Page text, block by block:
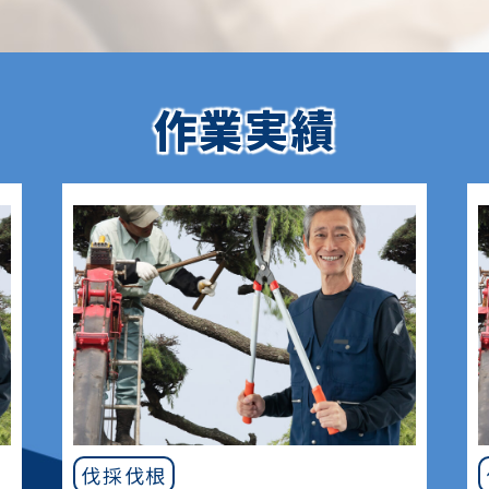
作業実績
伐採伐根